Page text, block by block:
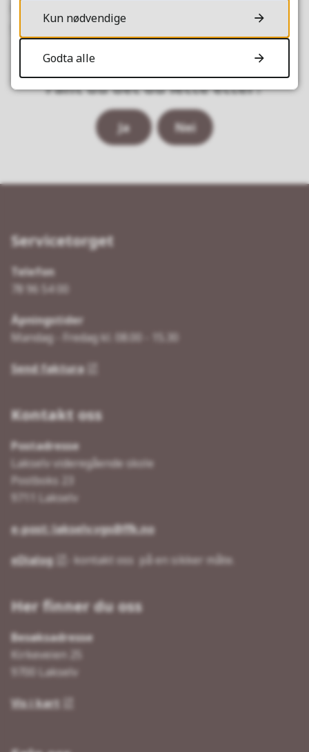
15.06.2026 12.22
Fant du det du lette etter?
Ja Nei
Servicetorget
Telefon
78 96 54 00
Åpningstider
Mandag - Fredag kl. 08.00 - 15.30
Send faktura
Kontakt oss
Postadresse
Lakselv videregående skole
Postboks 23
9711 Lakselv
e-post: lakselv.vgs@ffk.no
eDialog - kontakt oss på en sikker måte.
Her finner du oss
Besøksadresse
Kirkeveien 25
9700 Lakselv
Vis i kart
Kun nødvendige
Godta alle